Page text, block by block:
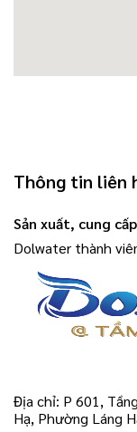
Thông tin liên
Sản xuất, cung
Dolwater thành
Địa chỉ: P 601,
Hạ, Phường Láng